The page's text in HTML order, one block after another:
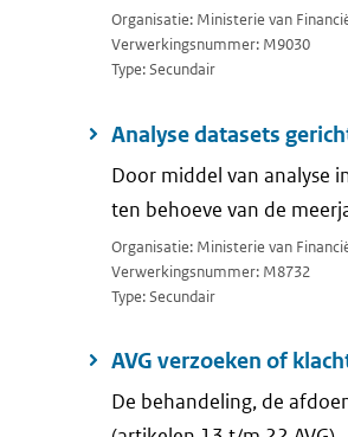
Organisatie: Ministerie van
Verwerkingsnummer: M9030
Type: Secundair
Analyse datasets
Door middel van analyse
ten behoeve van de
Organisatie: Ministerie van
Verwerkingsnummer: M8732
Type: Secundair
AVG verzoeken of
De behandeling, de